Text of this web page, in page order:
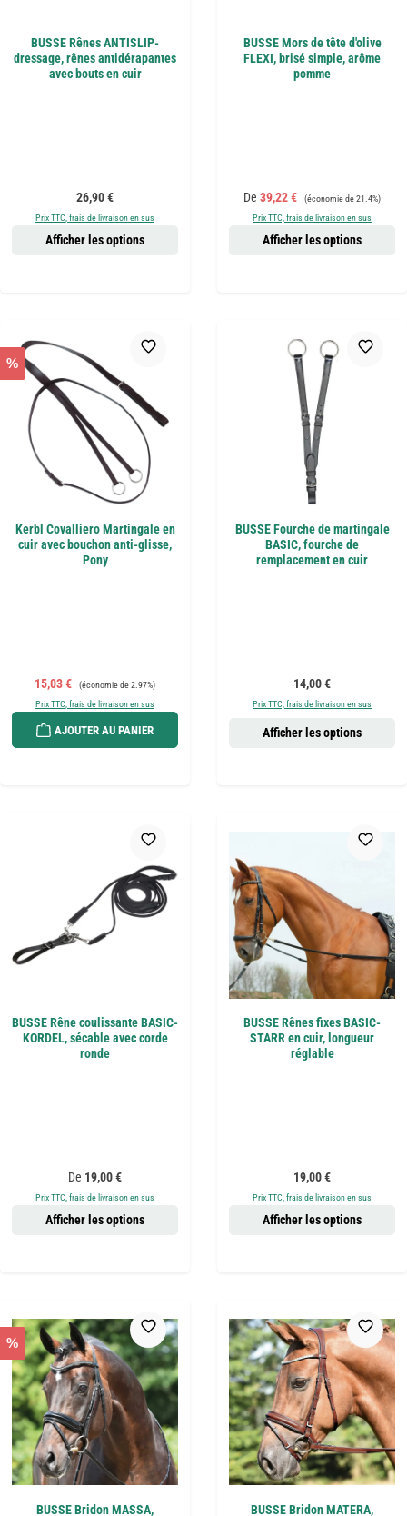
BUSSE Rênes ANTISLIP-
dressage, rênes antidérapantes
avec bouts en cuir
Prix régulier :
26,90 €
Prix TTC, frais de livraison en sus
Afficher les options
BUSSE Mors de tête d'olive
FLEXI, brisé simple, arôme
pomme
Prix de vente :
De 39,22 € Prix régulier :
(économie de 21.4%)
Prix TTC, frais de livraison en sus
Afficher les options
%
Kerbl Covalliero Martingale en
cuir avec bouchon anti-glisse,
Pony
Prix de vente :
15,03 € Prix régulier :
(économie de 2.97%)
Prix TTC, frais de livraison en sus
AJOUTER AU PANIER
BUSSE Fourche de martingale
BASIC, fourche de
remplacement en cuir
Prix régulier :
14,00 €
Prix TTC, frais de livraison en sus
Afficher les options
BUSSE Rêne coulissante BASIC-
KORDEL, sécable avec corde
ronde
Prix régulier :
De 19,00 €
Prix TTC, frais de livraison en sus
Afficher les options
BUSSE Rênes fixes BASIC-
STARR en cuir, longueur
réglable
Prix régulier :
19,00 €
Prix TTC, frais de livraison en sus
Afficher les options
%
BUSSE Bridon MASSA, BUSSE Bridon MATERA,